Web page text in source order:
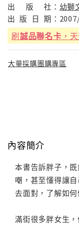
出
版 社： 幼獅
出 版 日 期：
刷誠品聯名卡 ，
大量採購團購專區
內容簡介
本書告訴胖子，
嘲，甚至懂得讓
去面對，了解如
滿街很多胖女生